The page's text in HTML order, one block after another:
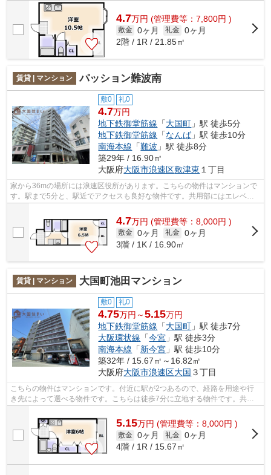
イント。こだわりポイント満載のARIOU...
4.7万円 (管理費等：7,800円 )
敷金 0ヶ月 礼金 0ヶ月
2階 / 1R / 21.85㎡
賃貸 | マンション パッション難波南
敷0 礼0
4.7万円
地下鉄御堂筋線 「大国町 」駅 徒歩5分
地下鉄御堂筋線 「なんば」駅 徒歩10分
南海本線 「難波 」駅 徒歩8分
築29年 / 16.90㎡
大阪府大阪市浪速区敷津東 １丁目
家から36mの場所には浪速区役所があります。こちらの物件はマンションで
す。駅まで5分と、駅近でアクセスも良好な物件です。共用部にはエレベー
4.7万円 (管理費等：8,000円 )
敷金 0ヶ月 礼金 0ヶ月
3階 / 1K / 16.90㎡
賃貸 | マンション 大国町池田マンション
敷0 礼0
4.75万円～5.15万円
地下鉄御堂筋線 「大国町 」駅 徒歩7分
大阪環状線 「今宮 」駅 徒歩3分
南海本線 「新今宮 」駅 徒歩10分
築32年 / 15.67㎡～16.82㎡
大阪府大阪市浪速区大国 ３丁目
こちらの物件はマンションです。付近に駅が2つあるので、経路を用途や行
き先によって選べる物件です。こちらは徒歩7分に立地する物件です。共用
部には敷地内ごみ置き場・エレベータな...
5.15万円 (管理費等：8,000円 )
敷金 0ヶ月 礼金 0ヶ月
4階 / 1R / 15.67㎡